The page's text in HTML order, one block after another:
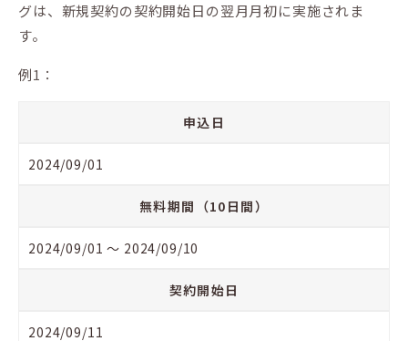
グは、新規契約の契約開始日の翌月月初に実施されま
す。
例1：
申込日
2024/09/01
無料期間（10日間）
2024/09/01 〜 2024/09/10
契約開始日
2024/09/11